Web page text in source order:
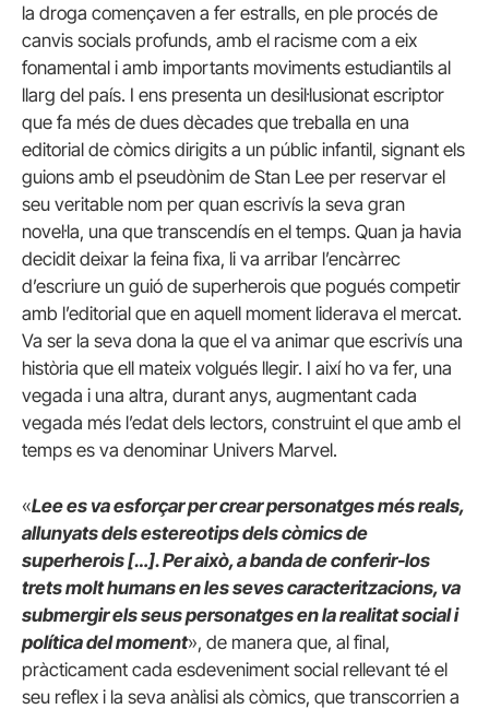
la droga començaven a fer estralls, en ple procés de
canvis socials profunds, amb el racisme com a eix
fonamental i amb importants moviments estudiantils al
llarg del país. I ens presenta un desil·lusionat escriptor
que fa més de dues dècades que treballa en una
editorial de còmics dirigits a un públic infantil, signant els
guions amb el pseudònim de Stan Lee per reservar el
seu veritable nom per quan escrivís la seva gran
novel·la, una que transcendís en el temps. Quan ja havia
decidit deixar la feina fixa, li va arribar l’encàrrec
d’escriure un guió de superherois que pogués competir
amb l’editorial que en aquell moment liderava el mercat.
Va ser la seva dona la que el va animar que escrivís una
història que ell mateix volgués llegir. I així ho va fer, una
vegada i una altra, durant anys, augmentant cada
vegada més l’edat dels lectors, construint el que amb el
temps es va denominar Univers Marvel.
«Lee es va esforçar per crear personatges més reals,
allunyats dels estereotips dels còmics de
superherois […]. Per això, a banda de conferir-los
trets molt humans en les seves caracteritzacions, va
submergir els seus personatges en la realitat social i
política del moment», de manera que, al final,
pràcticament cada esdeveniment social rellevant té el
seu reflex i la seva anàlisi als còmics, que transcorrien a